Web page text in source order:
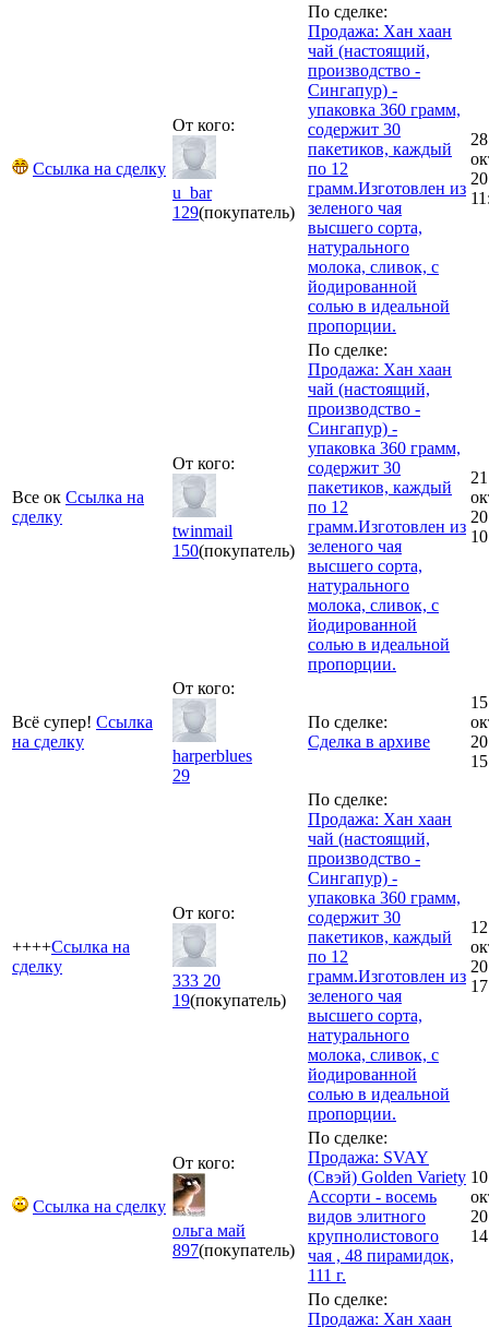
Ссылка на сделку
От кого:
u_bar
129(покупатель)
По сделке:
Продажа: Хан хаан
чай (настоящий,
производство -
Сингапур) -
упаковка 360 грамм,
содержит 30
пакетиков, каждый
по 12
грамм.Изготовлен из
зеленого чая
высшего сорта,
натурального
молока, сливок, с
йодированной
солью в идеальной
пропорции.
28
Все ок Ссылка на
сделку
От кого:
twinmail
150(покупатель)
По сделке:
Продажа: Хан хаан
чай (настоящий,
производство -
Сингапур) -
упаковка 360 грамм,
содержит 30
пакетиков, каждый
по 12
грамм.Изготовлен из
зеленого чая
высшего сорта,
натурального
молока, сливок, с
йодированной
солью в идеальной
пропорции.
21
Всё супер! Ссылка
на сделку
От кого:
harperblues
29
По сделке:
Сделка в архиве
15
++++Ссылка на
сделку
От кого:
333 20
19(покупатель)
По сделке:
Продажа: Хан хаан
чай (настоящий,
производство -
Сингапур) -
упаковка 360 грамм,
содержит 30
пакетиков, каждый
по 12
грамм.Изготовлен из
зеленого чая
высшего сорта,
натурального
молока, сливок, с
йодированной
солью в идеальной
пропорции.
12
Ссылка на сделку
От кого:
ольга май
897(покупатель)
По сделке:
Продажа: SVAY
(Свэй) Golden Variety
Ассорти - восемь
видов элитного
крупнолистового
чая , 48 пирамидок,
111 г.
10
По сделке:
Продажа: Хан хаан